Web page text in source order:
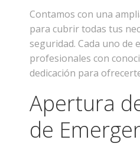
Contamos con una
para cubrir todas tus
seguridad. Cada uno de
profesionales con
dedicación para
Apertura
de